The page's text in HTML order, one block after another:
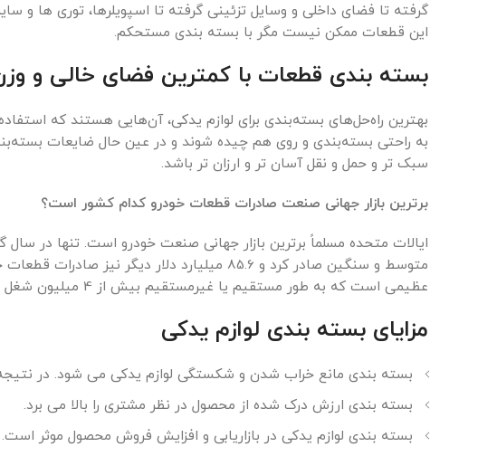
گرفته تا فضای داخلی و وسایل تزئینی گرفته تا اسپویلرها، توری ها و
این قطعات ممکن نیست مگر با بسته بندی مستحکم.
بسته بندی قطعات با کمترین فضای خالی و
بهترین راه‌حل‌های بسته‌بندی برای لوازم یدکی، آن‌هایی هستند که
به راحتی بسته‌بندی و روی هم چیده شوند و در عین حال ضایعات
سبک تر و حمل و نقل آسان تر و ارزان تر باشد.
برترین بازار جهانی صنعت صادرات قطعات خودرو کدام کشور است؟
متوسط ​​و سنگین صادر کرد و 85.6 میلیارد دلار
عظیمی است که به طور مستقیم یا غیرمستقیم بیش از 4 میلیون شغل را پشتیبانی می کند.
مزایای بسته بندی لوازم یدکی
بسته بندی مانع خراب شدن و شکستگی لوازم یدکی می شود. در
بسته بندی ارزش درک شده از محصول در نظر مشتری را بالا می برد.
بسته بندی لوازم یدکی در بازاریابی و افزایش فروش محصول موثر است.